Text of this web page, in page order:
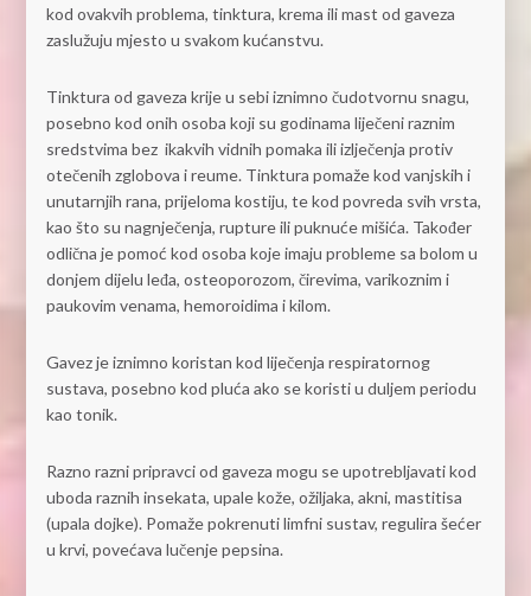
kod ovakvih problema, tinktura, krema ili mast od gaveza
zaslužuju mjesto u svakom kućanstvu.
Tinktura od gaveza krije u sebi iznimno čudotvornu snagu,
posebno kod onih osoba koji su godinama liječeni raznim
sredstvima bez ikakvih vidnih pomaka ili izlječenja protiv
otečenih zglobova i reume. Tinktura pomaže kod vanjskih i
unutarnjih rana, prijeloma kostiju, te kod povreda svih vrsta,
kao što su nagnječenja, rupture ili puknuće mišića. Također
odlična je pomoć kod osoba koje imaju probleme sa bolom u
donjem dijelu leđa, osteoporozom, čirevima, varikoznim i
paukovim venama, hemoroidima i kilom.
Gavez je iznimno koristan kod liječenja respiratornog
sustava, posebno kod pluća ako se koristi u duljem periodu
kao tonik.
Razno razni pripravci od gaveza mogu se upotrebljavati kod
uboda raznih insekata, upale kože, ožiljaka, akni, mastitisa
(upala dojke). Pomaže pokrenuti limfni sustav, regulira šećer
u krvi, povećava lučenje pepsina.